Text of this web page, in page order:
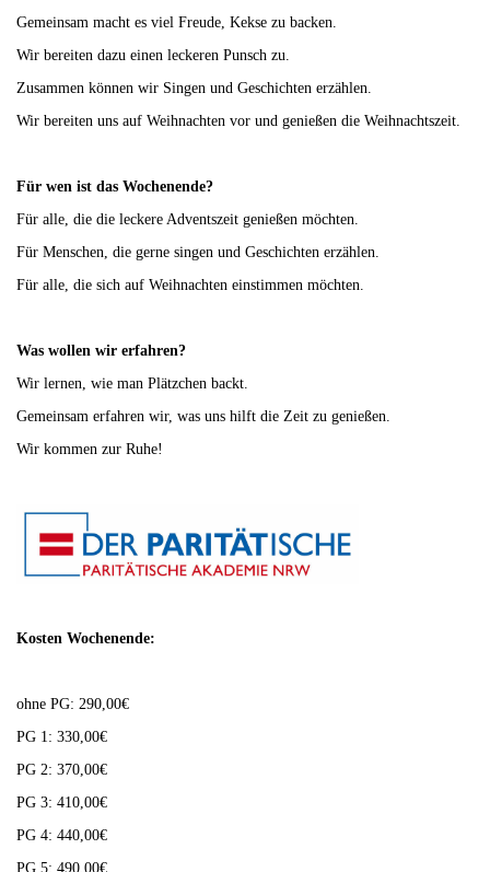
Gemeinsam macht es viel Freude, Kekse zu backen.
Wir bereiten dazu einen leckeren Punsch zu.
Zusammen können wir Singen und Geschichten erzählen.
Wir bereiten uns auf Weihnachten vor und genießen die Weihnachtszeit.
Für wen ist das Wochenende?
Für alle, die die leckere Adventszeit genießen möchten.
Für Menschen, die gerne singen und Geschichten erzählen.
Für alle, die sich auf Weihnachten einstimmen möchten.
Was wollen wir erfahren?
Wir lernen, wie man Plätzchen backt.
Gemeinsam erfahren wir, was uns hilft die Zeit zu genießen.
Wir kommen zur Ruhe!
Kosten Wochenende:
ohne PG: 290,00€
PG 1: 330,00€
PG 2: 370,00€
PG 3: 410,00€
PG 4: 440,00€
PG 5: 490,00€